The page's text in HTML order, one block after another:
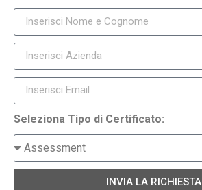
Seleziona Tipo di Certificato:
INVIA LA RICHIESTA